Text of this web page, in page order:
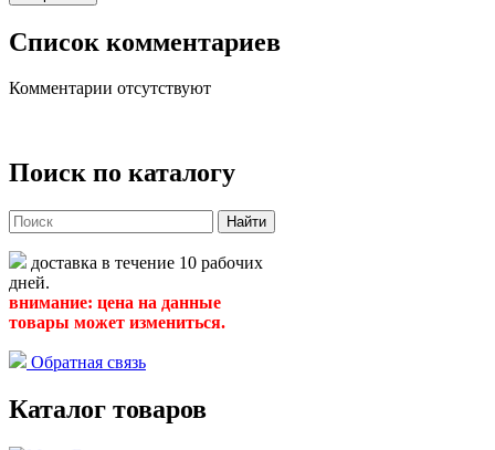
Список комментариев
Комментарии отсутствуют
Поиск по каталогу
Найти
доставка в течение 10 рабочих
дней.
внимание: цена на данные
товары может измениться.
Обратная связь
Каталог товаров